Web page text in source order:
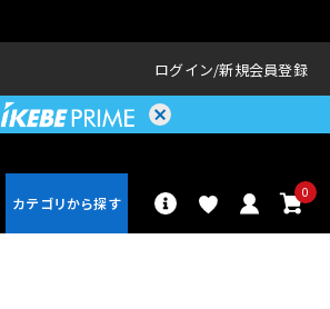
ログイン 新規会員登録
0